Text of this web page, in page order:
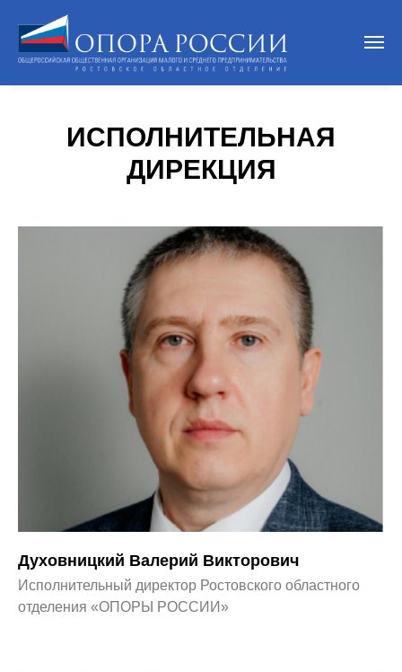
ИСПОЛНИТЕЛЬНАЯ
ДИРЕКЦИЯ
Духовницкий Валерий Викторович
Исполнительный директор Ростовского областного
отделения «ОПОРЫ РОССИИ»